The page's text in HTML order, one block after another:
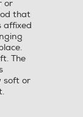
or
that
affixed
The
soft or